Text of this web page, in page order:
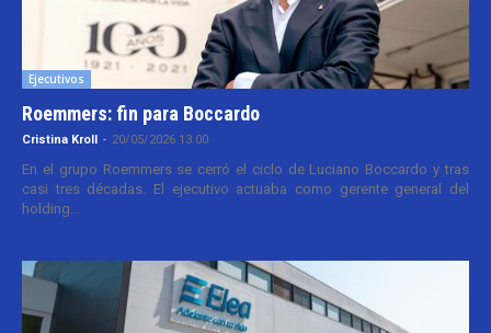
Ejecutivos
Roemmers: fin para Boccardo
Cristina Kroll - 20/05/2026 13:00
En el grupo Roemmers se cerró el ciclo de Luciano Boccardo y tras
casi tres décadas. El ejecutivo actuaba como gerente general del
holding...